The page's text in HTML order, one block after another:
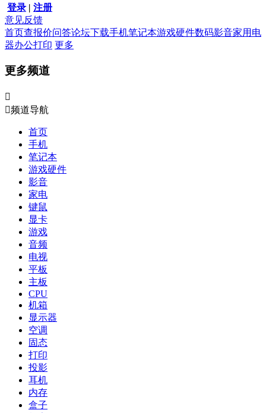
登录 | 注册
意见反馈
首页查报价问答论坛下载手机笔记本游戏硬件数码影音家用电
器办公打印 更多
更多频道

频道导航
首页
手机
笔记本
游戏硬件
影音
家电
键鼠
显卡
游戏
音频
电视
平板
主板
CPU
机箱
显示器
空调
固态
打印
投影
耳机
内存
盒子